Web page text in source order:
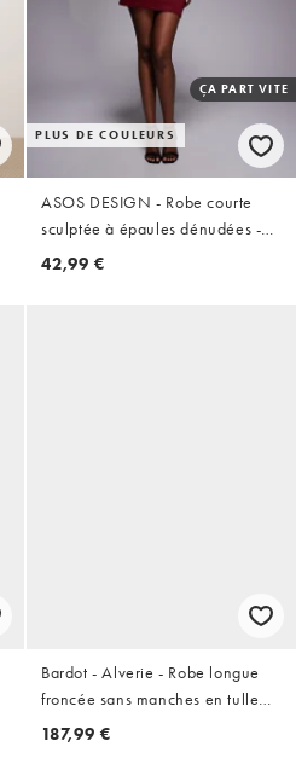
PLUS DE COULEURS
ÇA PART VITE
ASOS DESIGN - Robe courte
sculptée à épaules dénudées -
Bordeaux en tissu style néoprène
42,99 €
Bardot - Alverie - Robe longue
froncée sans manches en tulle
avec détail foulard - Bordeaux
187,99 €